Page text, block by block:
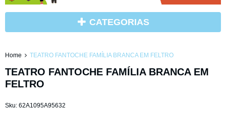
CATEGORIAS
Home TEATRO FANTOCHE FAMÍLIA BRANCA EM FELTRO
TEATRO FANTOCHE FAMÍLIA BRANCA EM
FELTRO
Sku: 62A1095A95632